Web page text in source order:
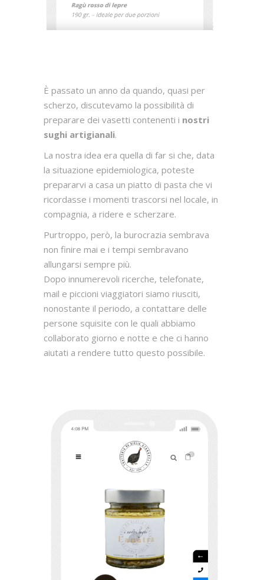
È passato un anno da quando, quasi per
scherzo, discutevamo la possibilità di
preparare dei vasetti contenenti i nostri
sughi artigianali.
La nostra idea era quella di far si che, data
la situazione epidemiologica, poteste
prepararvi a casa un piatto di pasta che vi
ricordasse i momenti trascorsi nel locale, in
compagnia, a ridere e scherzare.
Purtroppo, però, la burocrazia sembrava
non finire mai e i tempi sembravano
allungarsi sempre più.
Dopo innumerevoli ricerche, telefonate,
mail e piccioni viaggiatori siamo riusciti,
nonostante il periodo, a contattare delle
persone squisite con le quali abbiamo
collaborato giorno e notte e che ci hanno
aiutati a rendere tutto questo possibile.